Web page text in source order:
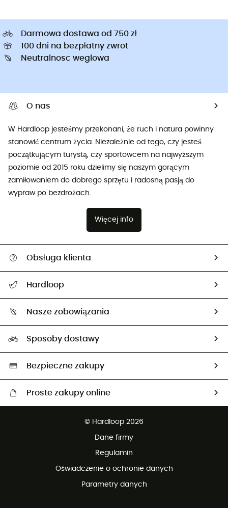
Darmowa dostawa od 750 zł
100 dni na bezpłatny zwrot
Neutralnosc weglowa
O nas
W Hardloop jesteśmy przekonani, że ruch i natura powinny
stanowić centrum życia. Niezależnie od tego, czy jesteś
początkującym turystą, czy sportowcem na najwyższym
poziomie od 2015 roku dzielimy się naszym gorącym
zamiłowaniem do dobrego sprzętu i radosną pasją do
wypraw po bezdrożach.
Więcej info
Obsługa klienta
Śledzenie przesyłki
Zwrot artykułów i zwrot środków
Hardloop
Nasze zobowiązania
Neutralność węglowa
Wybrane produkty eko
Sposoby dostawy
Bezpieczne zakupy
Proste zakupy online
© Hardloop 2026
Dane firmy
Regulamin
Oświadczenie o ochronie danych
Parametry danych